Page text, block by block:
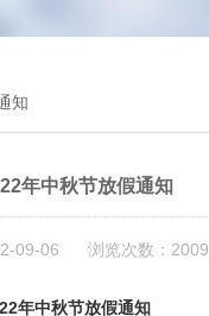
知
年中秋节放假通知
09-06 浏览次数：2009
年中秋节放假通知